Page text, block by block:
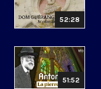
52:28
51:52